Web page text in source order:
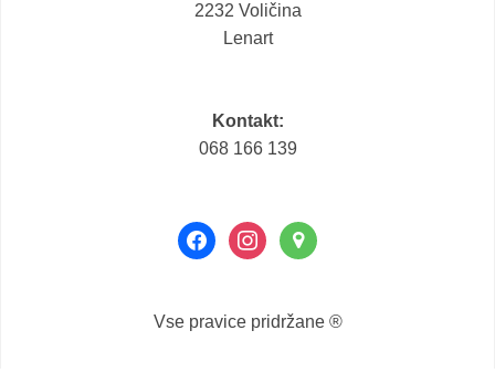
2232 Voličina
Lenart
Kontakt:
068 166 139
facebookinstagram
map-
marker
Vse pravice pridržane ®